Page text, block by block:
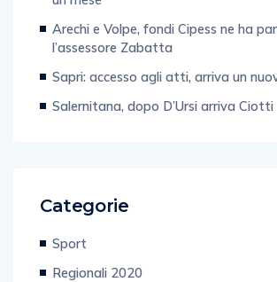
Arechi e Volpe, fondi Cipess ne ha
l’assessore Zabatta
Sapri: accesso agli atti, arriva un
Salernitana, dopo D’Ursi arriva Ciotti
Categorie
Sport
Regionali 2020